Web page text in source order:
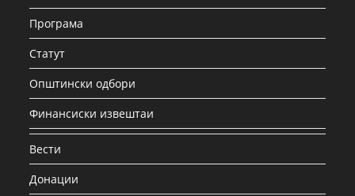
Програма
Статут
Општински одбори
Финансиски извештаи
Вести
Донации